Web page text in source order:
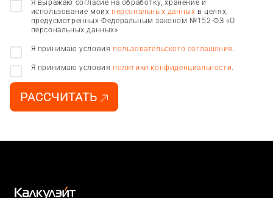
Я выражаю согласие на обработку, хранение и
использование моих персональных данных в целях,
предусмотренных Федеральным законом №152-ФЗ «О
персональных данных»
Я принимаю условия пользовательского соглашения .
Я принимаю условия политики конфиденциальности.
РАССЧИТАТЬ